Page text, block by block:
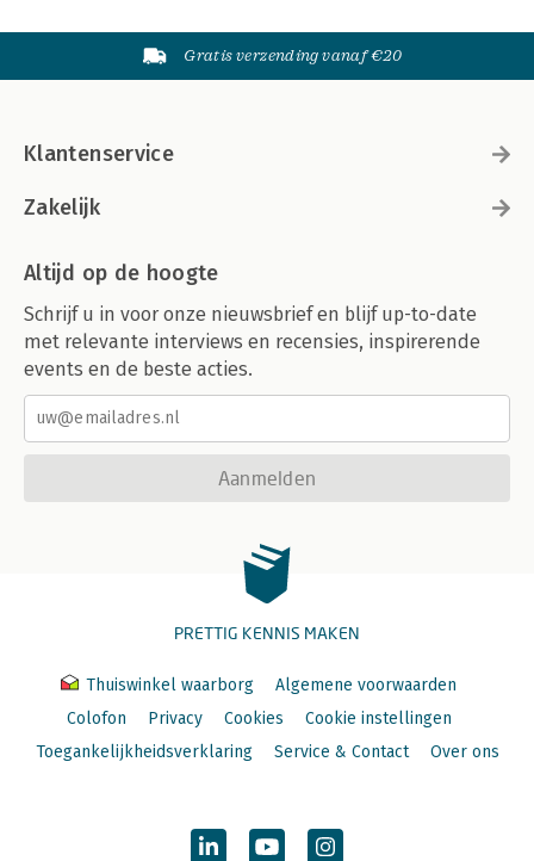
Gratis verzending vanaf €20
Klantenservice
Zakelijk
Altijd op de hoogte
Schrijf u in voor onze nieuwsbrief en blijf up-to-date
met relevante interviews en recensies, inspirerende
events en de beste acties.
Aanmelden
PRETTIG KENNIS MAKEN
Thuiswinkel waarborg
Algemene voorwaarden
Colofon
Privacy Cookies
Cookie instellingen
Toegankelijkheidsverklaring
Service & Contact Over ons